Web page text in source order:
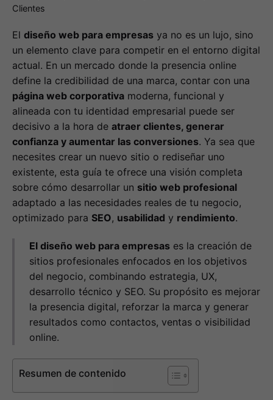
Clientes
El diseño web para empresas ya no es un lujo, sino
un elemento clave para competir en el entorno digital
actual. En un mercado donde la presencia online
define la credibilidad de una marca, contar con una
página web corporativa moderna, funcional y
alineada con tu identidad empresarial puede ser
decisivo a la hora de atraer clientes, generar
confianza y aumentar las conversiones. Ya sea que
necesites crear un nuevo sitio o rediseñar uno
existente, esta guía te ofrece una visión completa
sobre cómo desarrollar un sitio web profesional
adaptado a las necesidades reales de tu negocio,
optimizado para SEO, usabilidad y rendimiento.
El diseño web para empresas es la creación de
sitios profesionales enfocados en los objetivos
del negocio, combinando estrategia, UX,
desarrollo técnico y SEO. Su propósito es mejorar
la presencia digital, reforzar la marca y generar
resultados como contactos, ventas o visibilidad
online.
Resumen de contenido